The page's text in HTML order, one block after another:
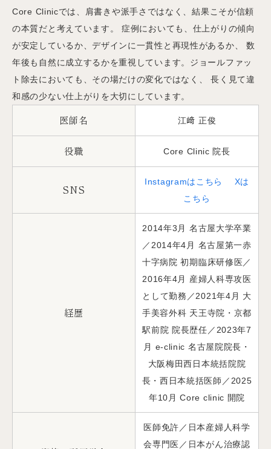
Core Clinicでは、肩書きや派手さではなく、結果こそが信頼
の本質だと考えています。 症例においても、仕上がりの傾向
が安定しているか、デザインに一貫性と再現性があるか、 数
年後も自然に成立するかを重視しています。ジョールファッ
ト除去においても、その場だけの変化ではなく、 長く見て違
和感の少ない仕上がりを大切にしています。
医師名 江﨑 正俊
役職 Core Clinic 院長
SNS
Instagramはこちら
Xは
こちら
経歴
2014年3月 名古屋大学卒業
／2014年4月 名古屋第一赤
十字病院 初期臨床研修医／
2016年4月 産婦人科専攻医
として勤務／2021年4月 大
手美容外科 天王寺院・京都
駅前院 院長歴任／2023年7
月 e-clinic 名古屋院院長・
大阪梅田西日本統括院院
長・西日本統括医師／2025
年10月 Core clinic 開院
医師免許／日本産婦人科学
会専門医／日本がん治療認